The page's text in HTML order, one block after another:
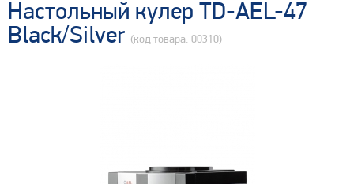
Настольный кулер TD-AEL-47
Black/Silver (код товара: 00310)